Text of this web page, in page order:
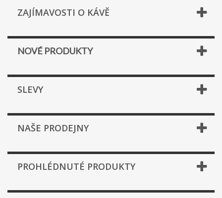
ZAJÍMAVOSTI O KÁVĚ
NOVÉ PRODUKTY
SLEVY
NAŠE PRODEJNY
PROHLÉDNUTÉ PRODUKTY